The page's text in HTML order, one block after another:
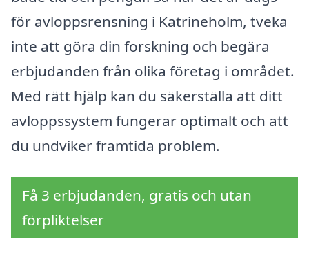
för avloppsrensning i Katrineholm, tveka
inte att göra din forskning och begära
erbjudanden från olika företag i området.
Med rätt hjälp kan du säkerställa att ditt
avloppssystem fungerar optimalt och att
du undviker framtida problem.
Få 3 erbjudanden, gratis och utan
förpliktelser